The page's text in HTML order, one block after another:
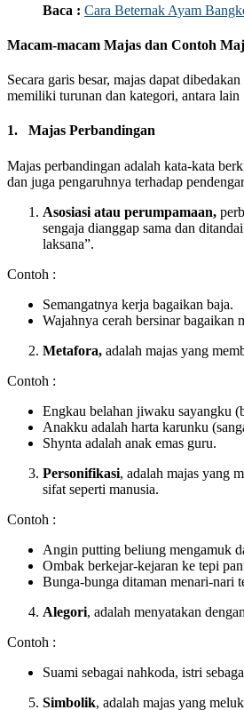
Baca : Cara Beternak Ayam
Macam-macam Majas dan Contoh
Secara garis besar, majas dapat
memiliki turunan dan kategori, antara lain
1. Majas Perbandingan
Majas perbandingan adalah kata-kata
dan juga pengaruhnya terhadap
Asosiasi atau perumpamaan,
sengaja dianggap sama dan
laksana”.
Contoh :
Semangatnya kerja bagaikan baja.
Wajahnya cerah bersinar bagaikan
Metafora, adalah majas yang
Contoh :
Engkau belahan jiwaku sayangku
Anakku adalah harta karunku
Shynta adalah anak emas guru.
Personifikasi, adalah majas yang
sifat seperti manusia.
Contoh :
Angin putting beliung mengamuk
Ombak berkejar-kejaran ke tepi
Bunga-bunga ditaman menari-nari
Alegori, adalah menyatakan
Contoh :
Suami sebagai nahkoda, istri
Simbolik, adalah majas yang